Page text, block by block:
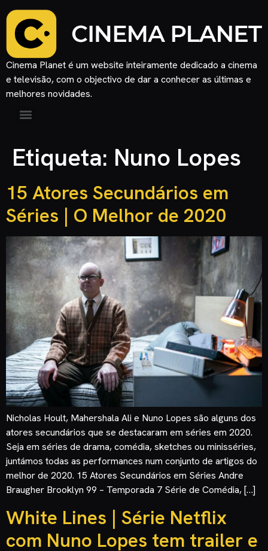
Cinema Planet é um website inteiramente dedicado a cinema
e televisão, com o objectivo de dar a conhecer as últimas e
melhores novidades.
Etiqueta: Nuno Lopes
15 Atores Secundários em
Séries | O Melhor de 2020
Nicholas Hoult, Mahershala Ali e Nuno Lopes são alguns dos
atores secundários que se destacaram em séries em 2020.
Seja em séries de drama, comédia, sketches ou minisséries,
juntámos todas as performances num conjunto de artigos do
melhor de 2020. 15 Atores Secundários em Séries Andre
Braugher Brooklyn 99 – Temporada 7 Série de Comédia, […]
White Lines | Série Netflix
com Nuno Lopes tem trailer e